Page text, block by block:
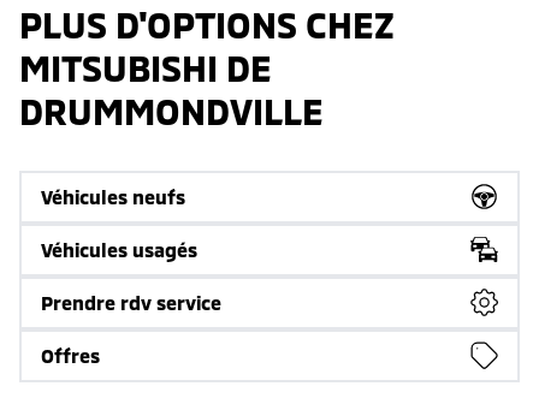
PLUS D'OPTIONS CHEZ
MITSUBISHI DE
DRUMMONDVILLE
Véhicules neufs
Véhicules usagés
Prendre rdv service
Offres